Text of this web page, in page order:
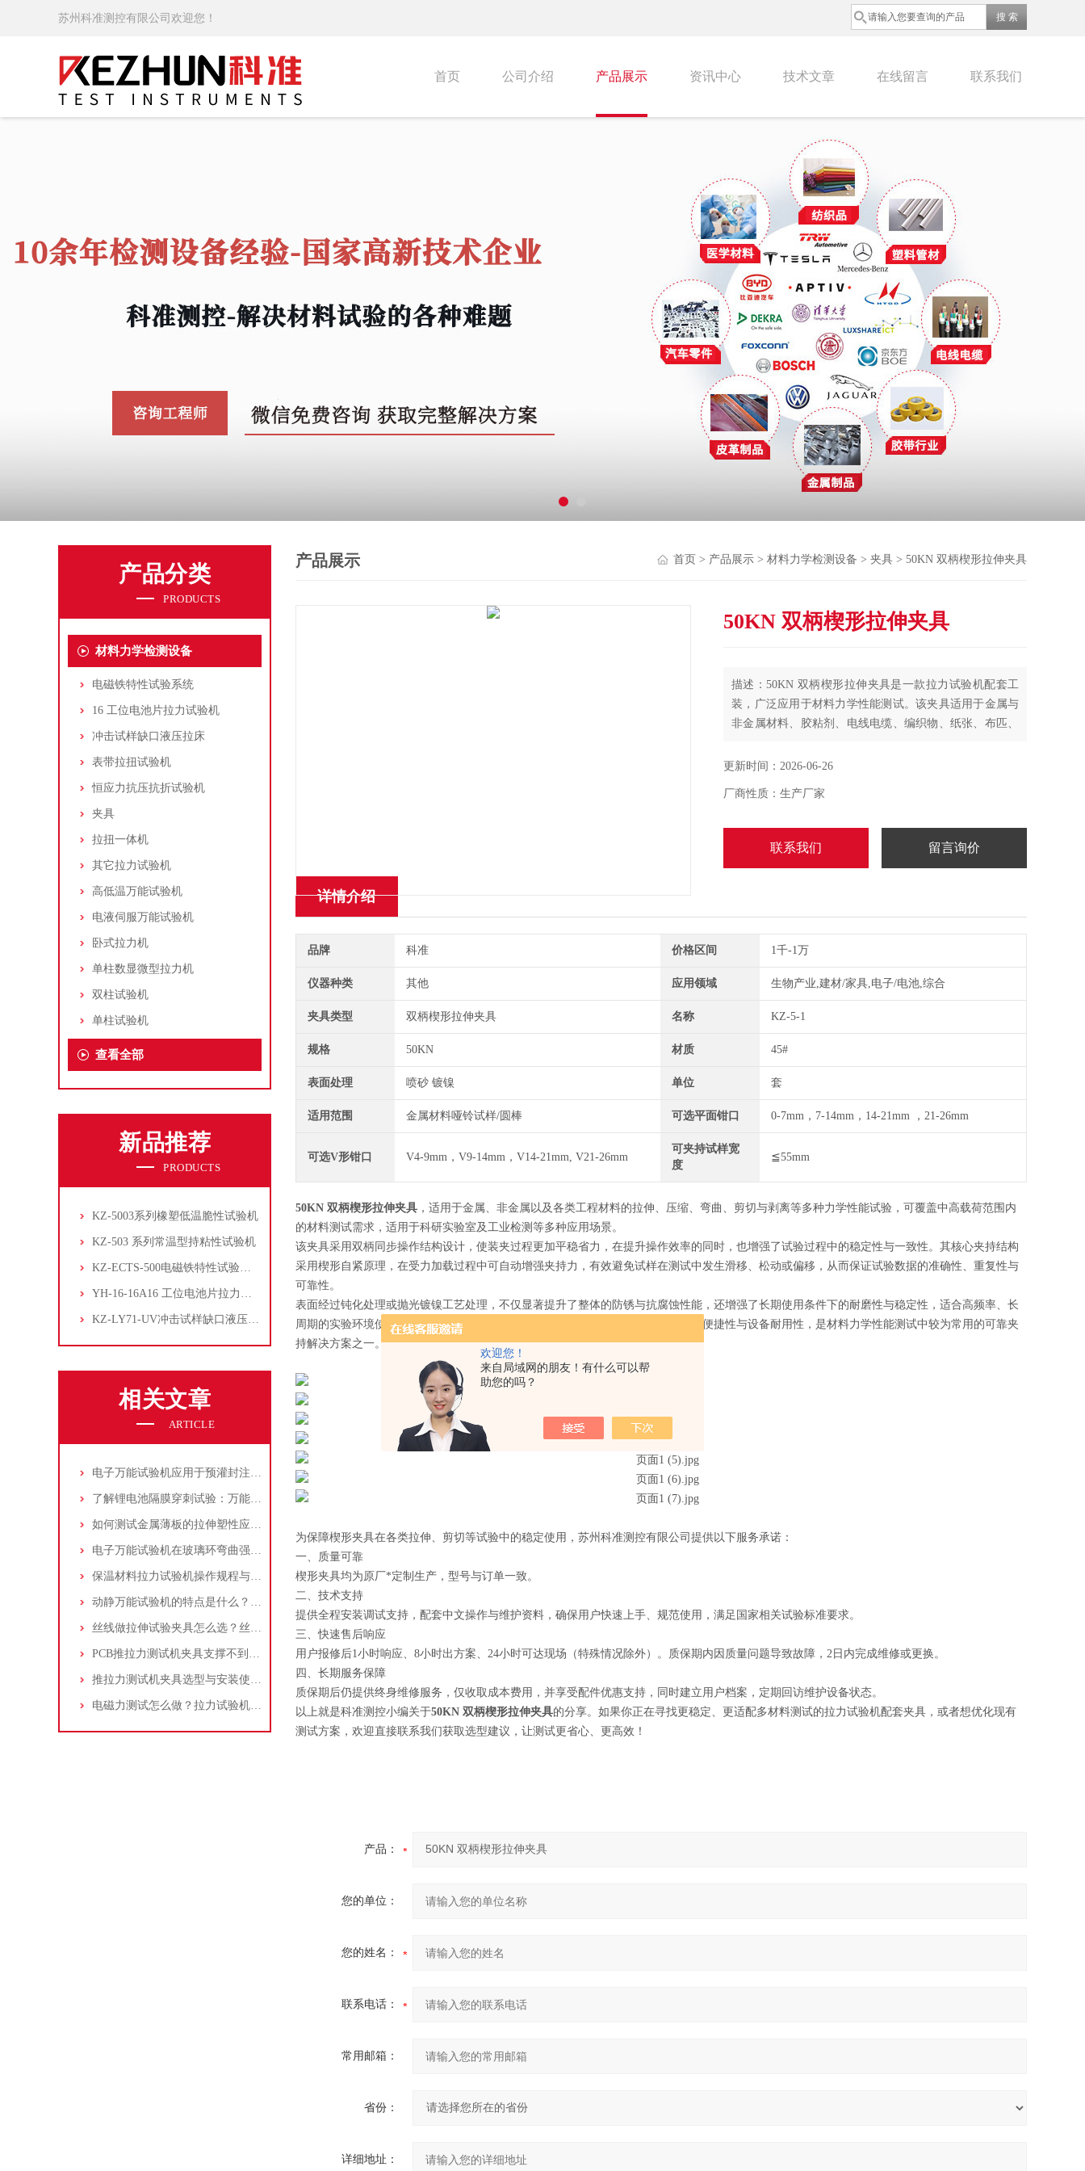
欢迎您！
来自局域网的朋友！有什么可以帮
助您的吗？
苏州科准测控有限公司欢迎您！
首页 公司介绍 产品展示 资讯中心 技术文章 在线留言 联系我们
产品分类
PRODUCTS
材料力学检测设备
电磁铁特性试验系统
16 工位电池片拉力试验机
冲击试样缺口液压拉床
表带拉扭试验机
恒应力抗压抗折试验机
夹具
拉扭一体机
其它拉力试验机
高低温万能试验机
电液伺服万能试验机
卧式拉力机
单柱数显微型拉力机
双柱试验机
单柱试验机
查看全部
新品推荐
PRODUCTS
KZ-5003系列橡塑低温脆性试验机
KZ-503 系列常温型持粘性试验机
KZ-ECTS-500电磁铁特性试验系统
YH-16-16A16 工位电池片拉力试验机
KZ-LY71-UV冲击试样缺口液压拉床
相关文章
ARTICLE
电子万能试验机应用于预灌封注射器注射针与针座连接力测试：方法与步骤详解
了解锂电池隔膜穿刺试验：万能试验机与穿刺夹具的应用操作指南
如何测试金属薄板的拉伸塑性应变比(r值)：万能试验机操作步骤解析！
电子万能试验机在玻璃环弯曲强度测试中的应用：原理、标准和流程
保温材料拉力试验机操作规程与测试标准介绍：夹具选择及应用
动静万能试验机的特点是什么？适合做什么试验？
丝线做拉伸试验夹具怎么选？丝线拉伸试验夹具应该如何操作？
PCB推拉力测试机夹具支撑不到位，贴片电阻掉件却测不出？一个案例告诉你
推拉力测试机夹具选型与安装使用详细指南
电磁力测试怎么做？拉力试验机选量程/精度/夹具配置指南
产品展示 首页 > 产品展示 > 材料力学检测设备 > 夹具 > 50KN 双柄楔形拉伸夹具
50KN 双柄楔形拉伸夹具
描述：50KN 双柄楔形拉伸夹具是一款拉力试验机配套工
装，广泛应用于材料力学性能测试。该夹具适用于金属与
非金属材料、胶粘剂、电线电缆、编织物、纸张、布匹、
缩、弯曲、剪切、剥离、撕裂和抗折等多种力学性能测
更新时间：2026-06-26
厂商性质：生产厂家
联系我们 留言询价
详情介绍
品牌 科准 价格区间 1千-1万
仪器种类 其他 应用领域 生物产业,建材/家具,电子/电池,综合
夹具类型 双柄楔形拉伸夹具 名称 KZ-5-1
规格 50KN 材质 45#
表面处理 喷砂 镀镍 单位 套
适用范围 金属材料哑铃试样/圆棒 可选平面钳口 0-7mm，7-14mm，14-21mm ，21-26mm
可选V形钳口 V4-9mm，V9-14mm，V14-21mm, V21-26mm
可夹持试样宽
度
≦55mm
50KN 双柄楔形拉伸夹具 ，适用于金属、非金属以及各类工程材料的拉伸、压缩、弯曲、剪切与剥离等多种力学性能试验，可覆盖中高载荷范围内
的材料测试需求，适用于科研实验室及工业检测等多种应用场景。
该夹具采用双柄同步操作结构设计，使装夹过程更加平稳省力，在提升操作效率的同时，也增强了试验过程中的稳定性与一致性。其核心夹持结构
采用楔形自紧原理，在受力加载过程中可自动增强夹持力，有效避免试样在测试中发生滑移、松动或偏移，从而保证试验数据的准确性、重复性与
可靠性。
表面经过钝化处理或抛光镀镍工艺处理，不仅显著提升了整体的防锈与抗腐蚀性能，还增强了长期使用条件下的耐磨性与稳定性，适合高频率、长
周期的实验环境使用。整体结构设计在保证高强度承载能力的同时，也兼顾了操作便捷性与设备耐用性，是材料力学性能测试中较为常用的可靠夹
持解决方案之一。
为保障楔形夹具在各类拉伸、剪切等试验中的稳定使用，苏州科准测控有限公司提供以下服务承诺：
一、质量可靠
楔形夹具均为原厂*定制生产，型号与订单一致。
二、技术支持
提供全程安装调试支持，配套中文操作与维护资料，确保用户快速上手、规范使用，满足国家相关试验标准要求。
三、快速售后响应
用户报修后1小时响应、8小时出方案、24小时可达现场（特殊情况除外）。质保期内因质量问题导致故障，2日内完成维修或更换。
四、长期服务保障
质保期后仍提供终身维修服务，仅收取成本费用，并享受配件优惠支持，同时建立用户档案，定期回访维护设备状态。
以上就是科准测控小编关于50KN 双柄楔形拉伸夹具的分享。如果你正在寻找更稳定、更适配多材料测试的拉力试验机配套夹具，或者想优化现有
测试方案，欢迎直接联系我们获取选型建议，让测试更省心、更高效！
产品：
您的单位：
您的姓名：
联系电话：
常用邮箱：
省份：
详细地址：